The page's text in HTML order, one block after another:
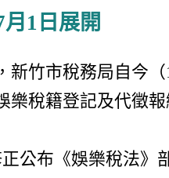
1日展開
竹市稅務局自今
稅籍登記及代徵
公布《娛樂稅法